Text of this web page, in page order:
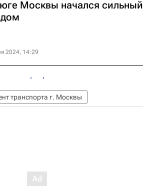
Москвы начался
2024, 14:29
транспорта г. Москвы